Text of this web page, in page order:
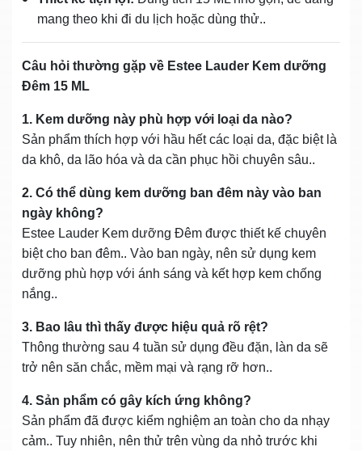
mang theo khi đi du lịch hoặc dùng thử..
Câu hỏi thường gặp về Estee Lauder Kem dưỡng
Đêm 15 ML
1. Kem dưỡng này phù hợp với loại da nào?
Sản phẩm thích hợp với hầu hết các loại da, đặc biệt là
da khô, da lão hóa và da cần phục hồi chuyên sâu..
2. Có thể dùng kem dưỡng ban đêm này vào ban
ngày không?
Estee Lauder Kem dưỡng Đêm được thiết kế chuyên
biệt cho ban đêm.. Vào ban ngày, nên sử dụng kem
dưỡng phù hợp với ánh sáng và kết hợp kem chống
nắng..
3. Bao lâu thì thấy được hiệu quả rõ rệt?
Thông thường sau 4 tuần sử dụng đều đặn, làn da sẽ
trở nên săn chắc, mềm mại và rạng rỡ hơn..
4. Sản phẩm có gây kích ứng không?
Sản phẩm đã được kiểm nghiệm an toàn cho da nhạy
cảm.. Tuy nhiên, nên thử trên vùng da nhỏ trước khi